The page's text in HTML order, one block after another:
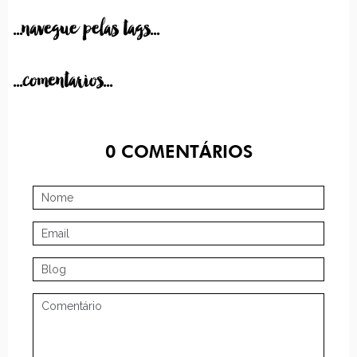
...navegue pelas tags...
...comentarios...
0COMENTÁRIOS